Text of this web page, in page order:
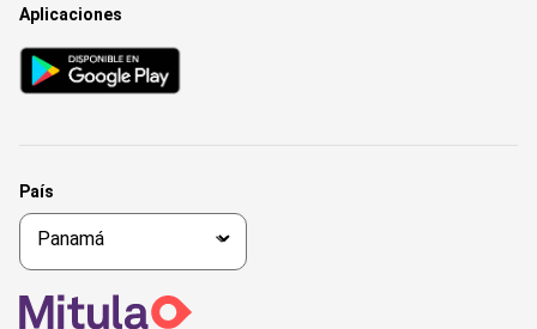
Aplicaciones
País